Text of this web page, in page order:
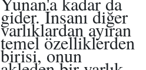
gider. İnsanı diğer
varlıklardan ayıran
temel özelliklerden
birisi, onun